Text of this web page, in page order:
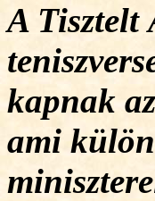
A Tisztelt
kapnak
ami